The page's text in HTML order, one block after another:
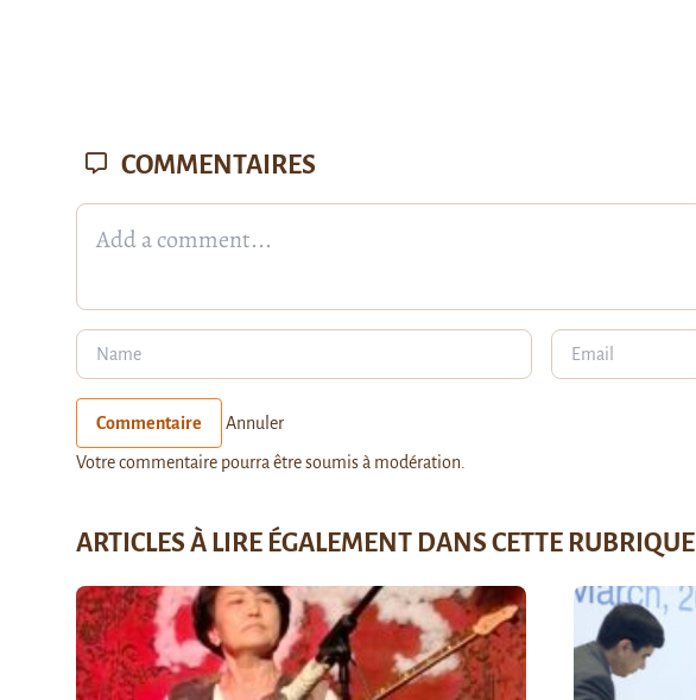
COMMENTAIRES
Commentaire Annuler
Votre commentaire pourra être soumis à modération.
ARTICLES À LIRE ÉGALEMENT DANS CETTE RUBRIQUE